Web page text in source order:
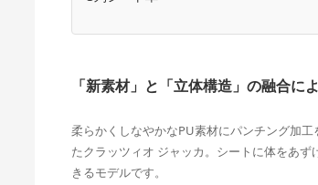
「新素材」と「立体構造」の融合に
柔らかくしなやかなPU素材にパンチング加
たクラッツィオ ジャッカ。シートに体をあ
きるモデルです。